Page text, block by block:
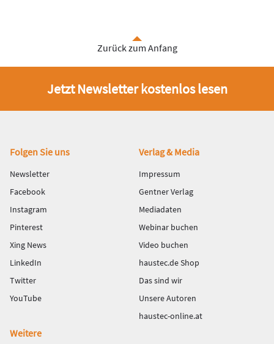
Zurück zum Anfang
Jetzt Newsletter kostenlos lesen
Fußbereich
Folgen Sie uns
Newsletter
Facebook
Instagram
Pinterest
Xing News
LinkedIn
Twitter
YouTube
Verlag & Media
Impressum
Gentner Verlag
Mediadaten
Webinar buchen
Video buchen
haustec.de Shop
Das sind wir
Unsere Autoren
haustec-online.at
Weitere